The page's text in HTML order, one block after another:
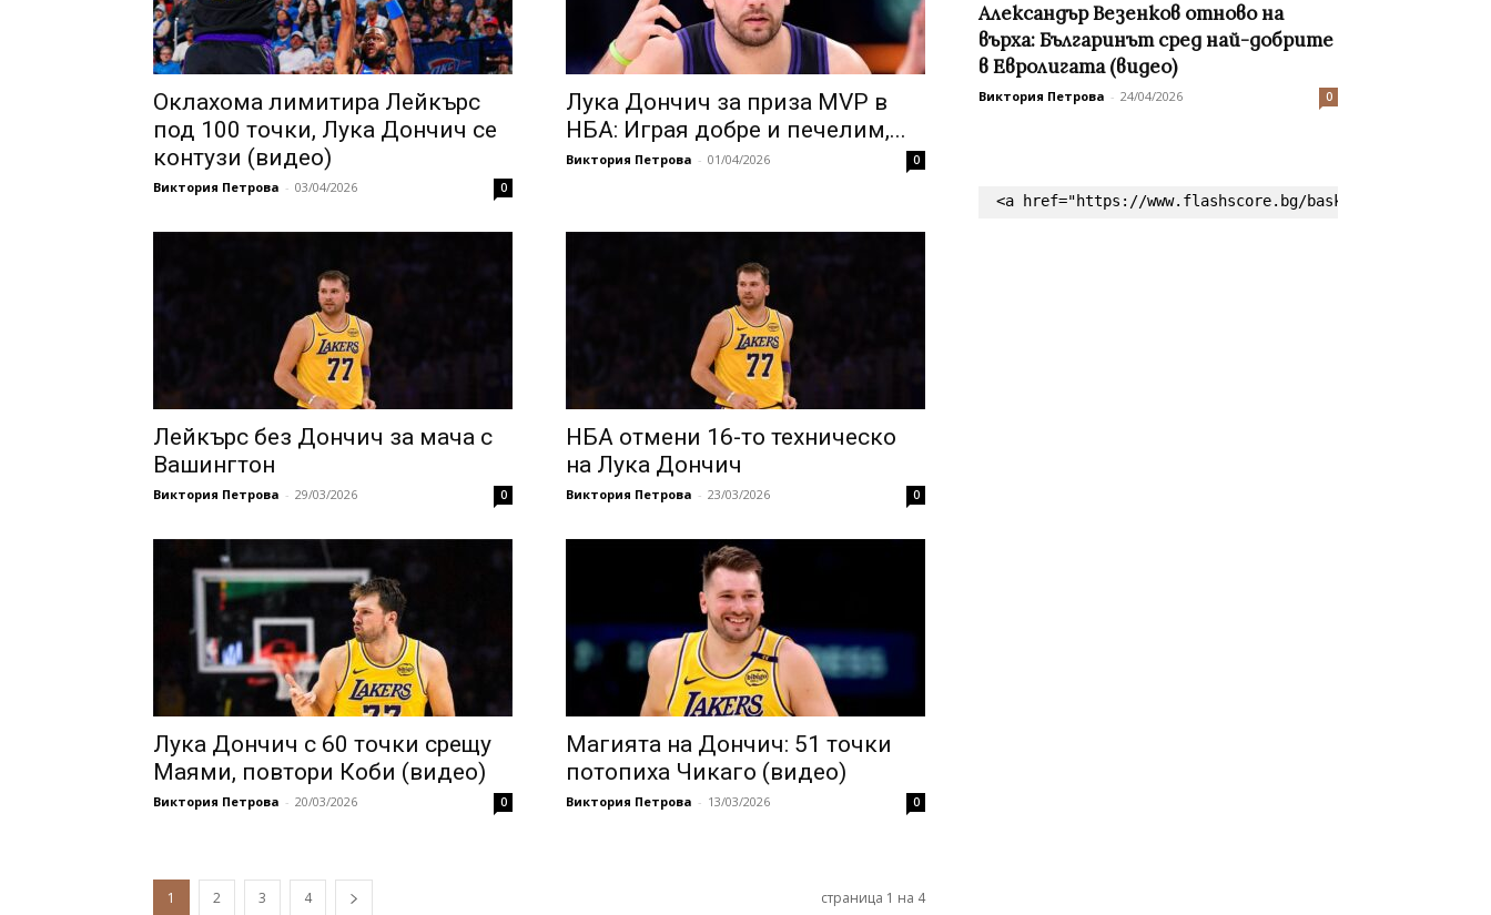
Оклахома лимитира Лейкърс
под 100 точки, Лука Дончич се
контузи (видео)
Виктория Петрова - 03/04/2026 0
Лука Дончич за приза MVP в
НБА: Играя добре и печелим,...
Виктория Петрова - 01/04/2026 0
Лейкърс без Дончич за мача с
Вашингтон
Виктория Петрова - 29/03/2026 0
НБА отмени 16-то техническо
на Лука Дончич
Виктория Петрова - 23/03/2026 0
Лука Дончич с 60 точки срещу
Маями, повтори Коби (видео)
Виктория Петрова - 20/03/2026 0
Магията на Дончич: 51 точки
потопиха Чикаго (видео)
Виктория Петрова - 13/03/2026 0
1 2 3 4 страница 1 на 4
Александър Везенков отново на
върха: Българинът сред най-добрите
в Евролигата (видео)
Виктория Петрова - 24/04/2026 0
<a href="https://www.flashscore.bg/basketball/"